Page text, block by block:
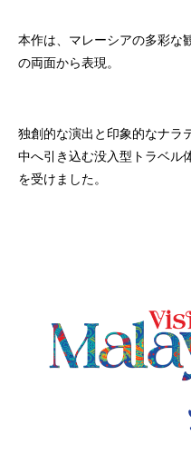
本作は、マレーシアの多彩な
の両面から表現。
独創的な演出と印象的なナラ
中へ引き込む没入型トラベル
を受けました。